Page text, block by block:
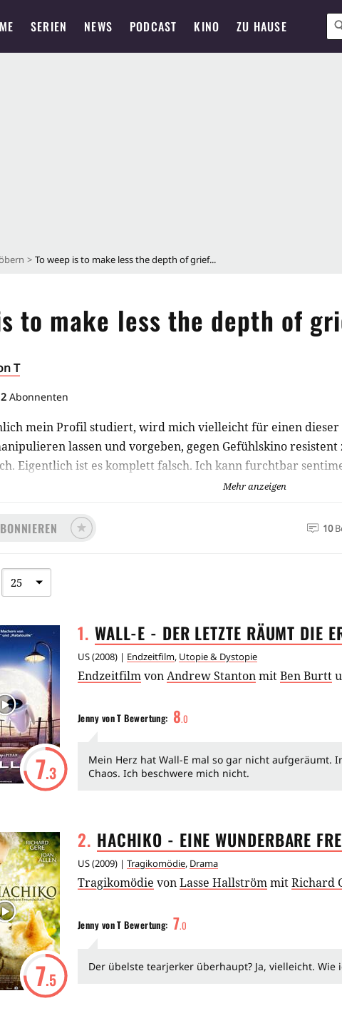
SERIEN NEWS PODCAST KINO ZU HAUSE
To weep is to make less the depth of grief...
to make less the depth of
T
2 Abonnenten
mein Profil studiert, wird mich vielleicht für einen dieser
lassen und vorgeben, gegen Gefühlskino
Eigentlich ist es komplett falsch. Ich kann furchtbar
der Erleichterung folgt nun der zweite Versuch, einige
Mehr anzeigen
10
1. WALL-E - DER LETZTE RÄUMT DIE
US(2008) | Endzeitfilm, Utopie & Dystopie
7.3
EndzeitfilmvonAndrew StantonmitBen Burtt
Jenny von T Bewertung: 8.0
Mein Herz hat Wall-E mal so gar nicht aufgeräumt.
Chaos. Ich beschwere mich nicht.
2. HACHIKO - EINE WUNDERBARE
US(2009) | Tragikomödie, Drama
7.5
Tragikomödie vonLasse HallströmmitRichard
Jenny von T Bewertung: 7.0
Der übelste tearjerker überhaupt? Ja, vielleicht. Wie